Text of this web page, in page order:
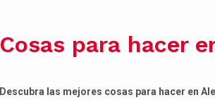
Cosas para hacer
Descubra las mejores cosas para hacer en